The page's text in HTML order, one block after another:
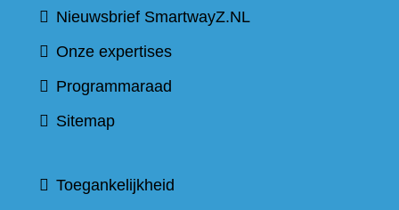
Nieuwsbrief SmartwayZ.NL
Onze expertises
Programmaraad
Sitemap
Toegankelijkheid